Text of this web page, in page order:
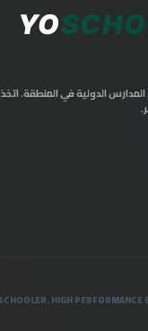
YO
الدولية في المنطقة. اتخذ